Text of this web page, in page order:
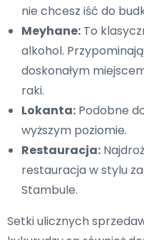
nie chcesz iść do
Meyhane: To
alkohol.
doskonałym
raki.
Lokanta: Podobne
wyższym poziomie.
Restauracja:
restauracja w stylu
Stambule.
Setki ulicznych